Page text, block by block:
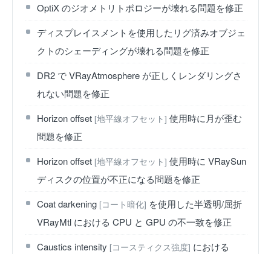
OptiX のジオメトリトポロジーが壊れる問題を修正
ディスプレイスメントを使用したリグ済みオブジェ
クトのシェーディングが壊れる問題を修正
DR2 で VRayAtmosphere が正しくレンダリングさ
れない問題を修正
Horizon offset [地平線オフセット] 使用時に月が歪む
問題を修正
Horizon offset [地平線オフセット] 使用時に VRaySun
ディスクの位置が不正になる問題を修正
Coat darkening [コート暗化] を使用した半透明/屈折
VRayMtl における CPU と GPU の不一致を修正
Caustics intensity [コースティクス強度] における